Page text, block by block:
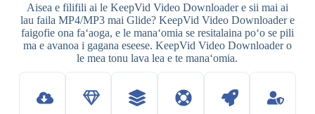
Aisea e filifili ai le KeepVid Video Downloader e sii mai ai
lau faila MP4/MP3 mai Glide? KeepVid Video Downloader e
faigofie ona faʻaoga, e le manaʻomia se resitalaina poʻo se pili
ma e avanoa i gagana eseese. KeepVid Video Downloader o
le mea tonu lava lea e te manaʻomia.